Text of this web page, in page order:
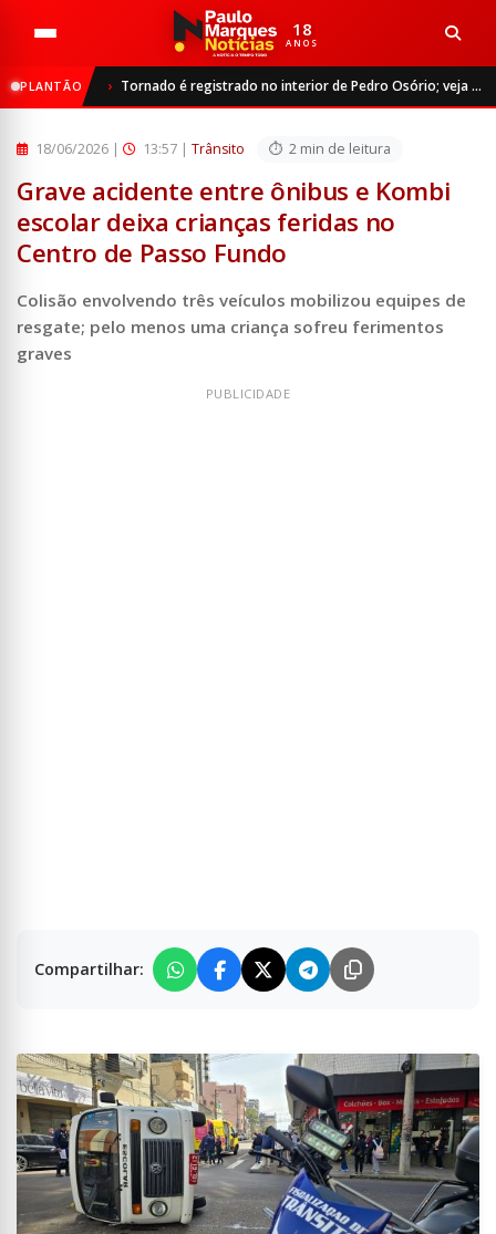
18
ANOS
PLANTÃO Tornado é registrado no interior de Pedro Osório; veja vídeo
Trânsito
Grave acidente entre ônibus e Kombi escolar deixa criança...
18/06/2026 | 13:57 | Trânsito 2 min de leitura
Grave acidente entre ônibus e Kombi
escolar deixa crianças feridas no
Centro de Passo Fundo
Colisão envolvendo três veículos mobilizou equipes de
resgate; pelo menos uma criança sofreu ferimentos
graves
Compartilhar: